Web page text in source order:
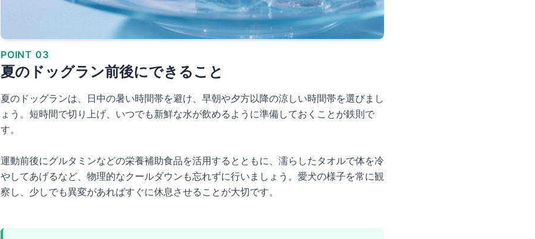
POINT 03
夏のドッグラン前後にできること
夏のドッグランは、日中の暑い時間帯を避け、早朝や夕方以降の涼しい時間帯を選びまし
ょう。短時間で切り上げ、いつでも新鮮な水が飲めるように準備しておくことが鉄則で
す。
運動前後にグルタミンなどの栄養補助食品を活用するとともに、濡らしたタオルで体を冷
やしてあげるなど、物理的なクールダウンも忘れずに行いましょう。愛犬の様子を常に観
察し、少しでも異変があればすぐに休息させることが大切です。